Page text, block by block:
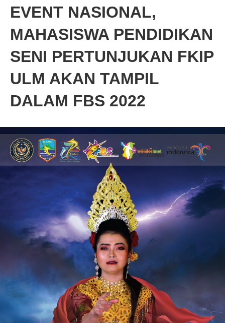
EVENT NASIONAL,
MAHASISWA PENDIDIKAN
SENI PERTUNJUKAN FKIP
ULM AKAN TAMPIL
DALAM FBS 2022